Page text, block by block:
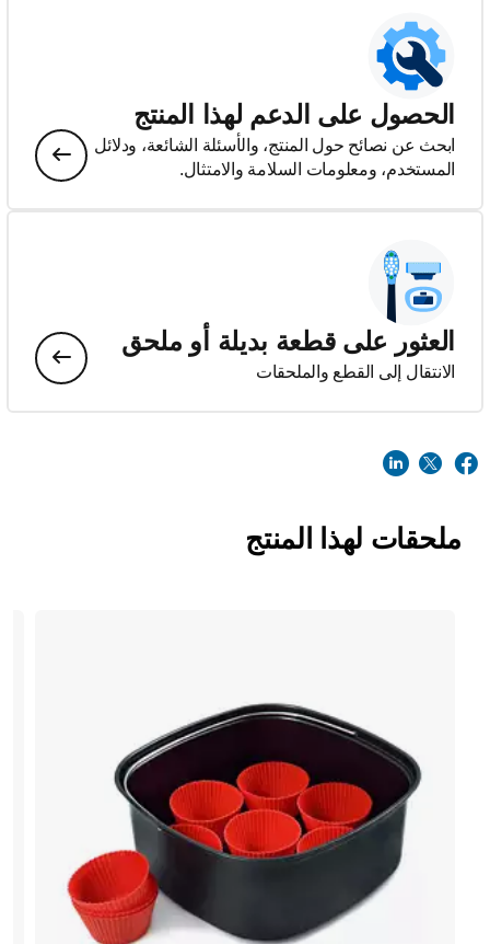
الحصول على الدعم لهذا المنتج
ابحث عن نصائح حول المنتج، والأسئلة الشائعة، ودلائل
المستخدم، ومعلومات السلامة والامتثال.
العثور على قطعة بديلة أو ملحق
الانتقال إلى القطع والملحقات
ملحقات لهذا المنتج